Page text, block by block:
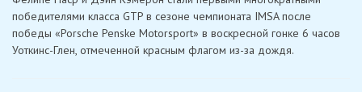
принесли
победу
под
победителями класса GTP в сезоне чемпионата IMSA после
победы «Porsche Penske Motorsport» в воскресной гонке 6 часов
Уоткинс-Глен, отмеченной красным флагом из-за дождя.